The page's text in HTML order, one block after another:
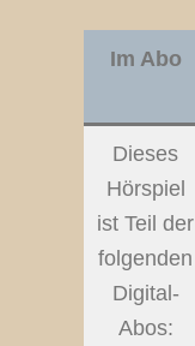
Im Abo
Dieses
Hörspiel
ist Teil der
folgenden
Digital-
Abos: